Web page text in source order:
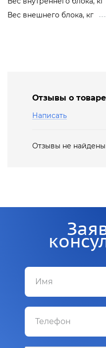
Вес внешнего блока, кг
Отзывы о товаре
Написать
Отзывы не найдены